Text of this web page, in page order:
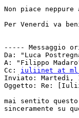
Non piace
Per Venerdi va
----- Messaggio
Da: "Luca
A: "Filippo
Cc: iuliinet at
Inviato: Martedì,
Oggetto: Re:
mai sentito
sinceramente su